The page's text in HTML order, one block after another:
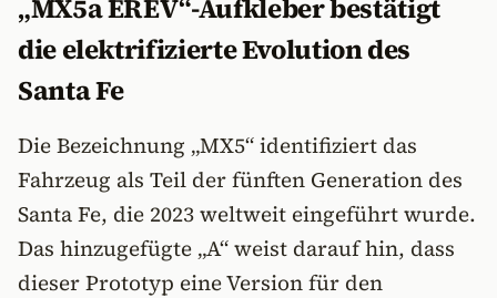
„MX5a EREV“-Aufkleber bestätigt
die elektrifizierte Evolution des
Santa Fe
Die Bezeichnung „MX5“ identifiziert das
Fahrzeug als Teil der fünften Generation des
Santa Fe, die 2023 weltweit eingeführt wurde.
Das hinzugefügte „A“ weist darauf hin, dass
dieser Prototyp eine Version für den